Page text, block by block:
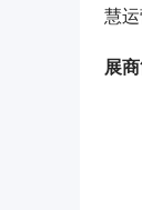
慧
展